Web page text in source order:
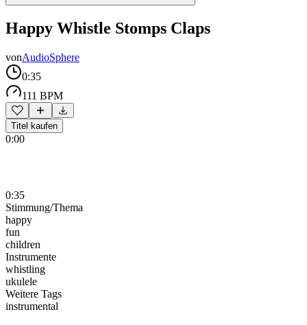
Happy Whistle Stomps Claps
vonAudioSphere
0:35
111 BPM
Titel kaufen
0:00
0:35
Stimmung/Thema
happy
fun
children
Instrumente
whistling
ukulele
Weitere Tags
instrumental